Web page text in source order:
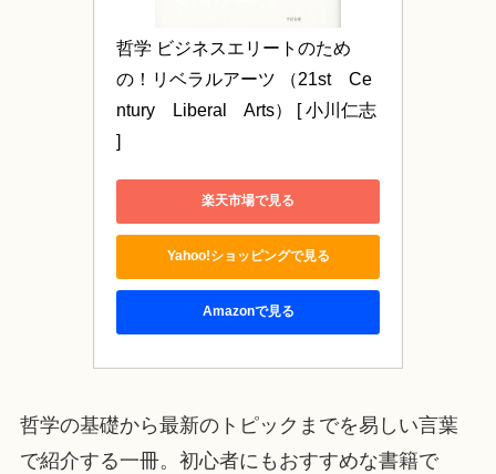
哲学 ビジネスエリートのため
の！リベラルアーツ （21st　Ce
ntury　Liberal　Arts） [ 小川仁志
]
楽天市場で見る
Yahoo!ショッピングで見る
Amazonで見る
哲学の基礎から最新のトピックまでを易しい言葉
で紹介する一冊。初心者にもおすすめな書籍で